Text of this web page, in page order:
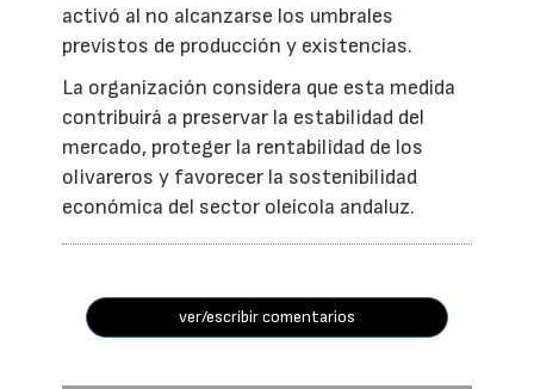
activó al no alcanzarse los umbrales
previstos de producción y existencias.
La organización considera que esta medida
contribuirá a preservar la estabilidad del
mercado, proteger la rentabilidad de los
olivareros y favorecer la sostenibilidad
económica del sector oleícola andaluz.
ver/escribir comentarios